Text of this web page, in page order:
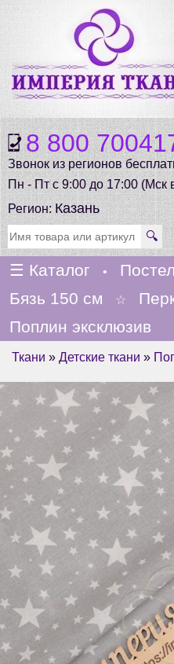
8 800
Звонок из регионов
Пн - Пт с 9:00 до 17:00 (Мск
Регион:Казань
🔍
☰ Каталог •
Бязь 150 см ☆
Поплин эксклюзив
Ткани » Детские ткани »